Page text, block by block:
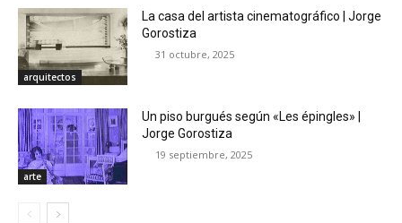
arquitectos
La casa del artista cinematográfico | Jorge
Gorostiza
31 octubre, 2025
arte
Un piso burgués según «Les épingles» |
Jorge Gorostiza
19 septiembre, 2025